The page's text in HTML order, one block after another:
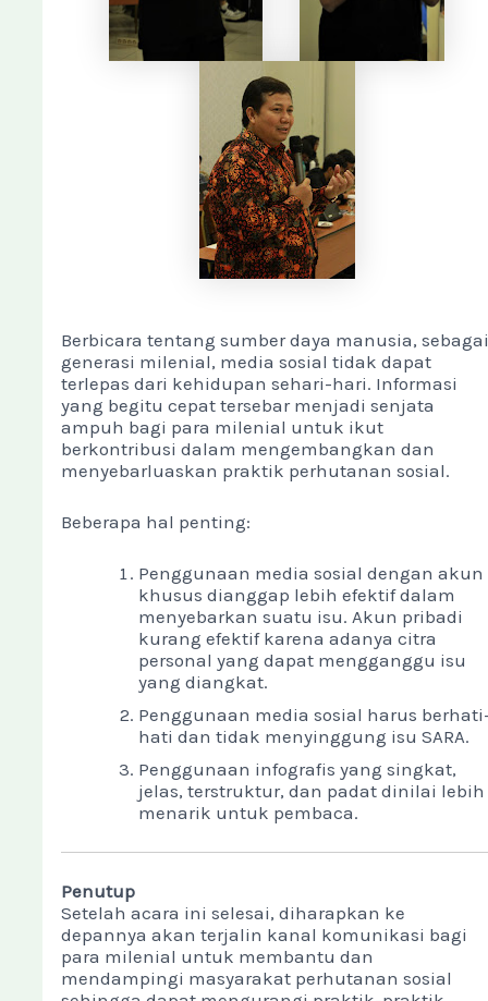
Berbicara tentang sumber daya manusia,
generasi milenial, media sosial tidak dapat
terlepas dari kehidupan sehari-hari. Informasi
yang begitu cepat tersebar menjadi senjata
ampuh bagi para milenial untuk ikut
berkontribusi dalam mengembangkan dan
menyebarluaskan praktik perhutanan sosial.
Beberapa hal penting:
Penggunaan media sosial dengan akun
khusus dianggap lebih efektif dalam
menyebarkan suatu isu. Akun pribadi
kurang efektif karena adanya citra
personal yang dapat mengganggu isu
yang diangkat.
Penggunaan media sosial harus
hati dan tidak menyinggung isu SARA.
Penggunaan infografis yang singkat,
jelas, terstruktur, dan padat dinilai lebih
menarik untuk pembaca.
Penutup
Setelah acara ini selesai, diharapkan ke
depannya akan terjalin kanal komunikasi bagi
para milenial untuk membantu dan
mendampingi masyarakat perhutanan sosial